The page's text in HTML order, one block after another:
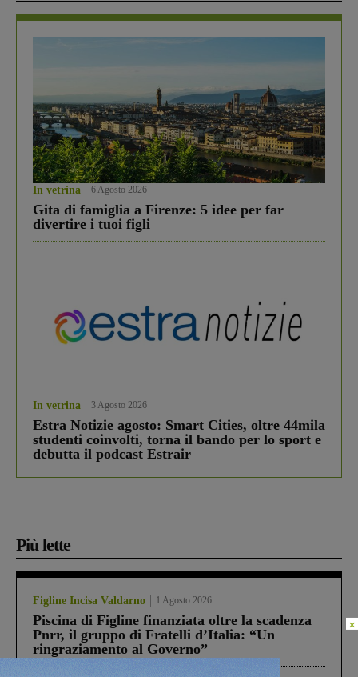
In vetrina 6 Agosto 2026
Gita di famiglia a Firenze: 5 idee per far
divertire i tuoi figli
In vetrina 3 Agosto 2026
Estra Notizie agosto: Smart Cities, oltre 44mila
studenti coinvolti, torna il bando per lo sport e
debutta il podcast Estrair
Più lette
Figline Incisa Valdarno 1 Agosto 2026
Piscina di Figline finanziata oltre la scadenza
Pnrr, il gruppo di Fratelli d’Italia: “Un
ringraziamento al Governo”
×